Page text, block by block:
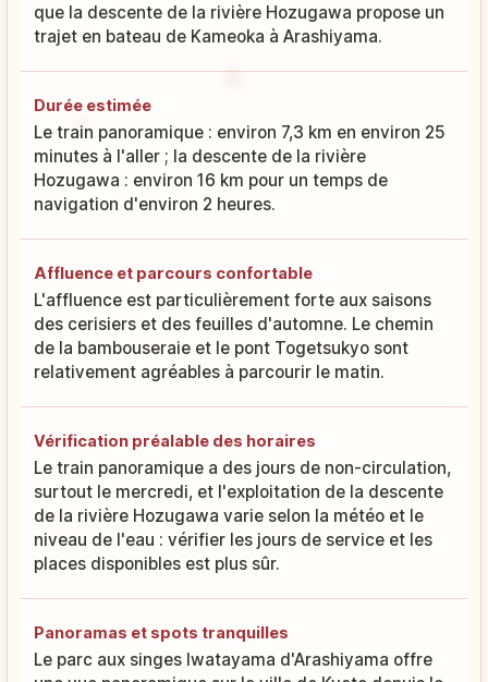
que la descente de la rivière Hozugawa propose un
trajet en bateau de Kameoka à Arashiyama.
Durée estimée
Le train panoramique : environ 7,3 km en environ 25
minutes à l'aller ; la descente de la rivière
Hozugawa : environ 16 km pour un temps de
navigation d'environ 2 heures.
Affluence et parcours confortable
L'affluence est particulièrement forte aux saisons
des cerisiers et des feuilles d'automne. Le chemin
de la bambouseraie et le pont Togetsukyo sont
relativement agréables à parcourir le matin.
Vérification préalable des horaires
Le train panoramique a des jours de non-circulation,
surtout le mercredi, et l'exploitation de la descente
de la rivière Hozugawa varie selon la météo et le
niveau de l'eau : vérifier les jours de service et les
places disponibles est plus sûr.
Panoramas et spots tranquilles
Le parc aux singes Iwatayama d'Arashiyama offre